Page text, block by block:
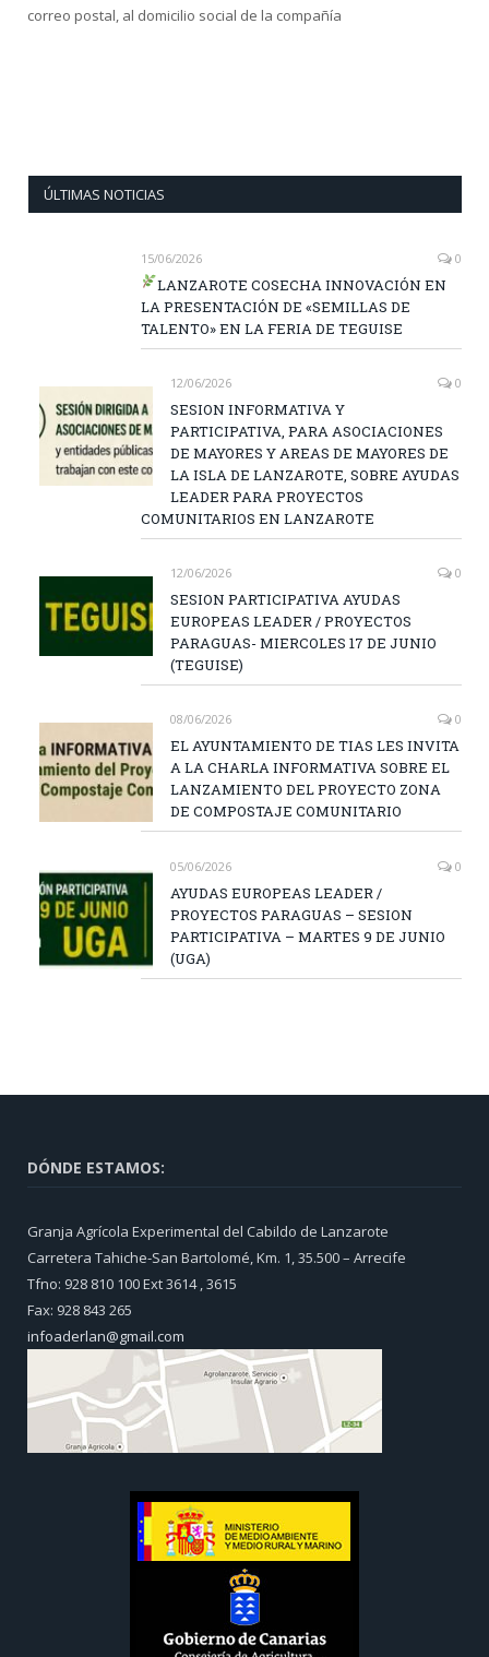
correo postal, al domicilio social de la compañía
ÚLTIMAS NOTICIAS
15/06/2026 0
LANZAROTE COSECHA INNOVACIÓN EN
LA PRESENTACIÓN DE «SEMILLAS DE
TALENTO» EN LA FERIA DE TEGUISE
12/06/2026 0
SESION INFORMATIVA Y
PARTICIPATIVA, PARA ASOCIACIONES
DE MAYORES Y AREAS DE MAYORES DE
LA ISLA DE LANZAROTE, SOBRE AYUDAS
LEADER PARA PROYECTOS
COMUNITARIOS EN LANZAROTE
12/06/2026 0
SESION PARTICIPATIVA AYUDAS
EUROPEAS LEADER / PROYECTOS
PARAGUAS- MIERCOLES 17 DE JUNIO
(TEGUISE)
08/06/2026 0
EL AYUNTAMIENTO DE TIAS LES INVITA
A LA CHARLA INFORMATIVA SOBRE EL
LANZAMIENTO DEL PROYECTO ZONA
DE COMPOSTAJE COMUNITARIO
05/06/2026 0
AYUDAS EUROPEAS LEADER /
PROYECTOS PARAGUAS – SESION
PARTICIPATIVA – MARTES 9 DE JUNIO
(UGA)
DÓNDE ESTAMOS:
Granja Agrícola Experimental del Cabildo de Lanzarote
Carretera Tahiche-San Bartolomé, Km. 1, 35.500 – Arrecife
Tfno: 928 810 100 Ext 3614 , 3615
Fax: 928 843 265
infoaderlan@gmail.com